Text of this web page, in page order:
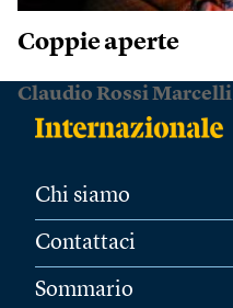
Coppie aperte
Claudio Rossi Marcelli
Chi siamo
Contattaci
Sommario